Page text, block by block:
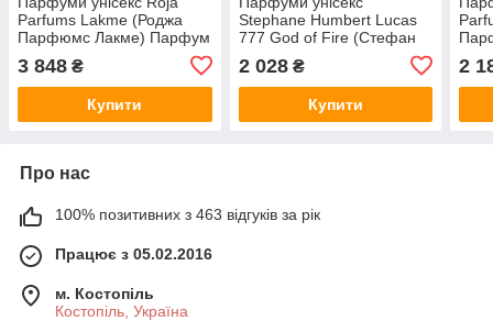
Parfums Lakme (Роджа
Парфюмс Лакме) Парфум
3 848 ₴
Купити
Stephane Humbert Lucas
777 God of Fire (Стефан
Фаєр) Парфум 50 ml/мл
2 028₴
Купити
2
Про нас
100% позитивних з 463 відгуків за рік
Працює з 05.02.2016
м. Костопіль
Костопіль, Україна